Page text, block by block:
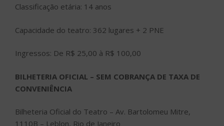
Classificação etária: 14 anos
Capacidade do teatro: 362 lugares + 2 PNE
Ingressos: De R$ 25,00 à R$ 100,00
BILHETERIA OFICIAL – SEM COBRANÇA DE TAXA DE
CONVENIÊNCIA
Bilheteria Oficial do Teatro – Av. Bartolomeu Mitre,
1110B – Leblon, Rio de Janeiro